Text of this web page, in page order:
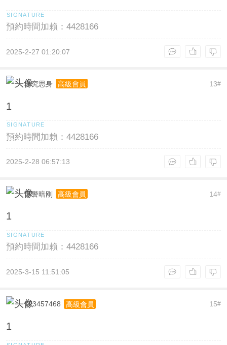
預約時間加賴：4428166
2025-2-27 01:20:07
13#
非究思身 高級會員
1
預約時間加賴：4428166
2025-2-28 06:57:13
14#
苏警暗刚 高級會員
1
預約時間加賴：4428166
2025-3-15 11:51:05
15#
123457468 高級會員
1